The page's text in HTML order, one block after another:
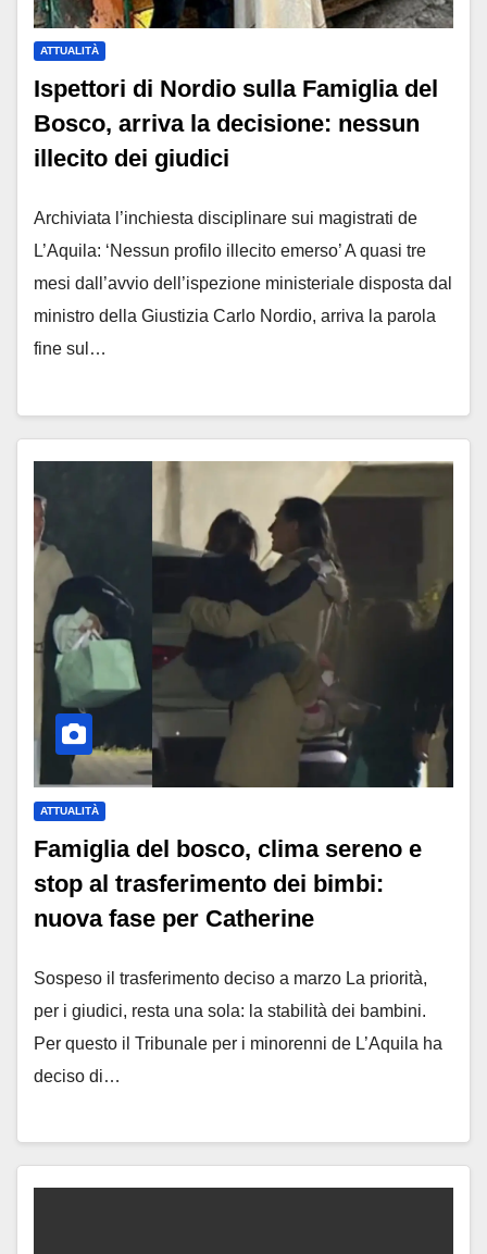
ATTUALITÀ
Ispettori di Nordio sulla Famiglia del
Bosco, arriva la decisione: nessun
illecito dei giudici
Archiviata l’inchiesta disciplinare sui magistrati de
L’Aquila: ‘Nessun profilo illecito emerso’ A quasi tre
mesi dall’avvio dell’ispezione ministeriale disposta dal
ministro della Giustizia Carlo Nordio, arriva la parola
fine sul…
ATTUALITÀ
Famiglia del bosco, clima sereno e
stop al trasferimento dei bimbi:
nuova fase per Catherine
Sospeso il trasferimento deciso a marzo La priorità,
per i giudici, resta una sola: la stabilità dei bambini.
Per questo il Tribunale per i minorenni de L’Aquila ha
deciso di…